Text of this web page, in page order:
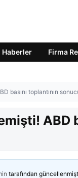
Haberler Firma
basını toplantının
ABD
tarafından